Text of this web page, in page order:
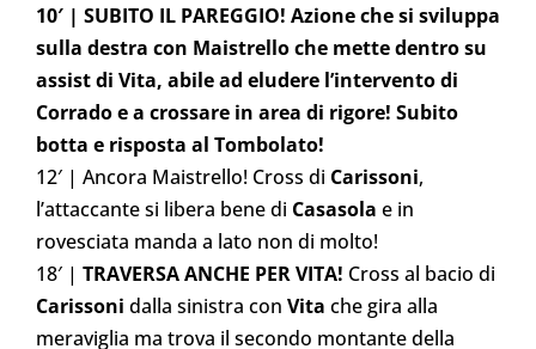
10′ | SUBITO IL PAREGGIO! Azione che si sviluppa
sulla destra con Maistrello che mette dentro su
assist di Vita, abile ad eludere l’intervento di
Corrado e a crossare in area di rigore! Subito
botta e risposta al Tombolato!
12′ | Ancora Maistrello! Cross di Carissoni,
l’attaccante si libera bene di Casasola e in
rovesciata manda a lato non di molto!
18′ | TRAVERSA ANCHE PER VITA! Cross al bacio di
Carissoni dalla sinistra con Vita che gira alla
meraviglia ma trova il secondo montante della